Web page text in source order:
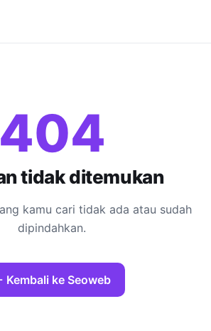
404
tidak ditemukan
kamu cari tidak ada atau sudah
dipindahkan.
Kembali ke Seoweb